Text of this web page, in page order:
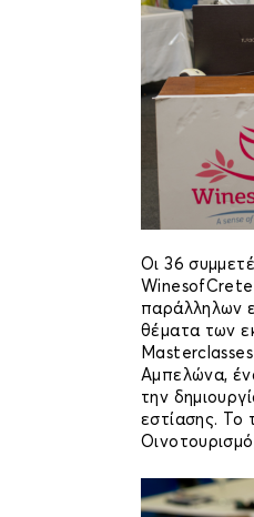
Οι 36
WinesofCrete
παράλληλων
θέματα των
Αμπελώνα,
την
εστίασης. Το